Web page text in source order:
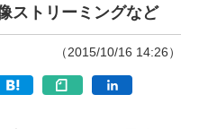
ストリーミングなど
（2015/10/16 14:26）